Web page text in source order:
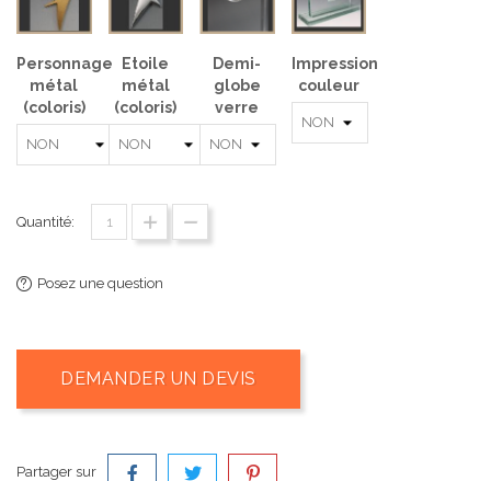
Personnage
métal
(coloris)
Etoile
métal
(coloris)
Demi-
globe
verre
Impression
couleur
Quantité:
Posez une question
DEMANDER UN DEVIS
Partager sur